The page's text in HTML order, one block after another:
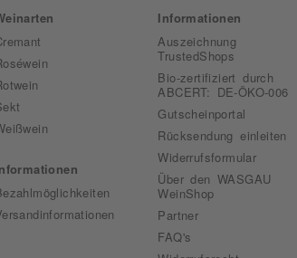
Informationen
Auszeichnung
TrustedShops
Bio-zertifiziert durch
ABCERT: DE-ÖKO-006
Gutscheinportal
Rücksendung einleiten
Widerrufsformular
Über den WASGAU
WeinShop
Partner
FAQ's